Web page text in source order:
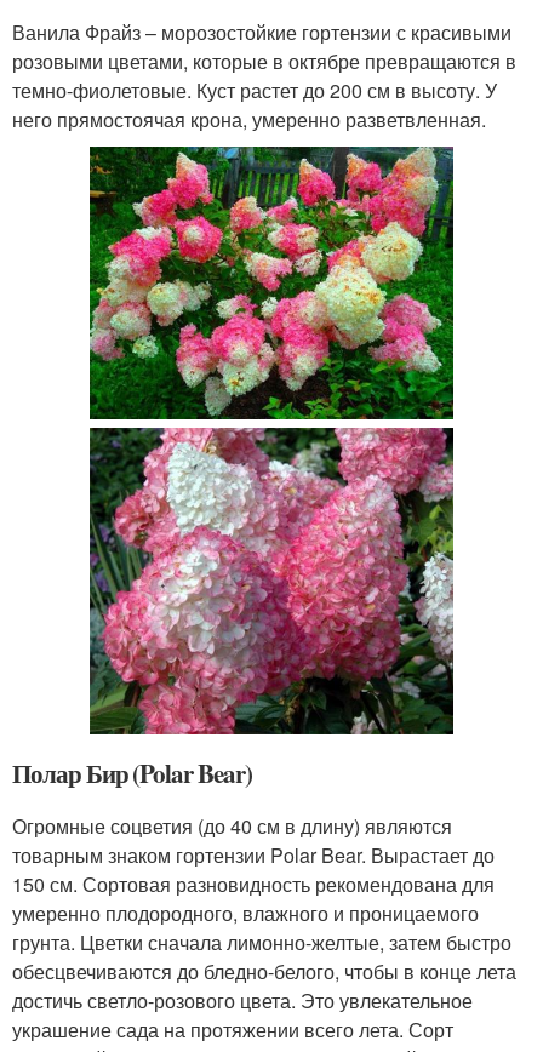
Ванила Фрайз – морозостойкие гортензии с красивыми
розовыми цветами, которые в октябре превращаются в
темно-фиолетовые. Куст растет до 200 см в высоту. У
него прямостоячая крона, умеренно разветвленная.
Полар Бир (Polar Bear)
Огромные соцветия (до 40 см в длину) являются
товарным знаком гортензии Polar Bear. Вырастает до
150 см. Сортовая разновидность рекомендована для
умеренно плодородного, влажного и проницаемого
грунта. Цветки сначала лимонно-желтые, затем быстро
обесцвечиваются до бледно-белого, чтобы в конце лета
достичь светло-розового цвета. Это увлекательное
украшение сада на протяжении всего лета. Сорт